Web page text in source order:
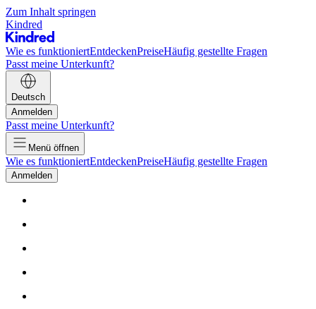
Zum Inhalt springen
Kindred
Wie es funktioniertEntdeckenPreiseHäufig gestellte Fragen
Passt meine Unterkunft?
Deutsch
Anmelden
Passt meine Unterkunft?
Menü öffnen
Wie es funktioniertEntdeckenPreiseHäufig gestellte Fragen
Anmelden